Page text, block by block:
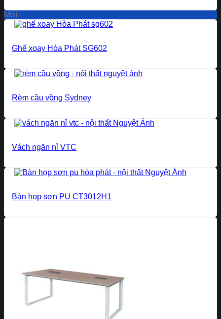
Mới
Ghế xoay Hòa Phát SG602
Rèm cầu vồng Sydney
Vách ngăn nỉ VTC
Bàn họp sơn PU CT3012H1